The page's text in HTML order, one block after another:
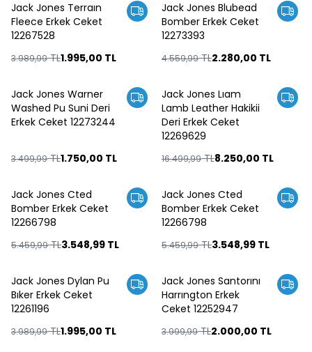
%50
Jack Jones Terraın
Fleece Erkek Ceket
12267528
3.989,99TL1.995,00 TL
%50
Jack Jones Blubead
Bomber Erkek Ceket
12273393
4.559,99TL2.280,00 TL
%50
Jack Jones Warner
Washed Pu Suni Deri
Erkek Ceket 12273244
3.499,99TL1.750,00 TL
%50
Jack Jones Lıam
Lamb Leather Hakikii
Deri Erkek Ceket
12269629
16.499,99TL8.250,00 TL
%35
Jack Jones Cted
Bomber Erkek Ceket
12266798
5.459,99TL3.548,99 TL
%35
Jack Jones Cted
Bomber Erkek Ceket
12266798
5.459,99TL3.548,99 TL
%50
Jack Jones Dylan Pu
Bıker Erkek Ceket
12261196
3.989,99TL1.995,00 TL
%50
Jack Jones Santorını
Harrıngton Erkek
Ceket 12252947
3.999,99TL2.000,00 TL